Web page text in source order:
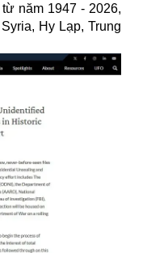
năm 1947 - 2026,
Hy Lạp, Trung